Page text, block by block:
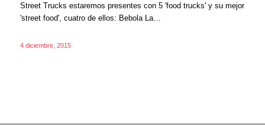
Street Trucks estaremos presentes con 5 'food trucks' y su mejor
'street food', cuatro de ellos: Bebola La…
4 diciembre, 2015